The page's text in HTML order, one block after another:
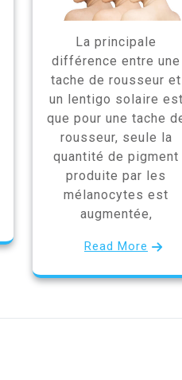
La principale
différence entre une
tache de rousseur et
un lentigo solaire est
que pour une tache
rousseur, seule la
quantité de pigment
produite par les
mélanocytes est
augmentée,
Read More